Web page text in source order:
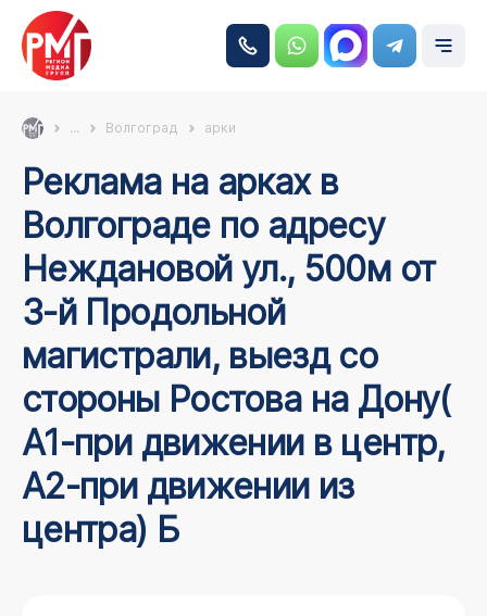
... Волгоград арки
Реклама на арках в
Волгограде по адресу
Неждановой ул., 500м от
3-й Продольной
магистрали, выезд со
стороны Ростова на Дону(
А1-при движении в центр,
А2-при движении из
центра) Б